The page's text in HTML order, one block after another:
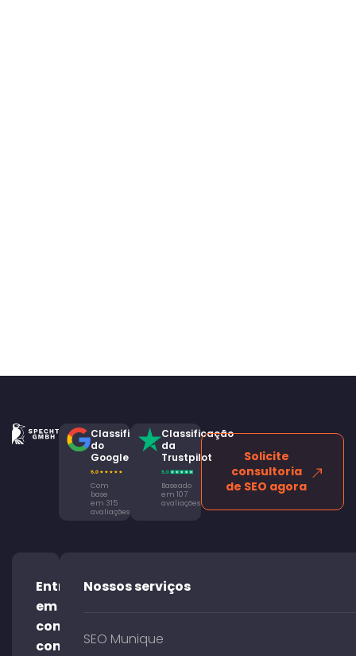
Classificação
do
Google
Com
base
em 315
avaliações
Classificação
da
Trustpilot
Baseado
em 107
avaliações
Solicite
consultoria
de SEO agora
Entre
em
contato
conosco!
Nossos serviços
SEO Munique